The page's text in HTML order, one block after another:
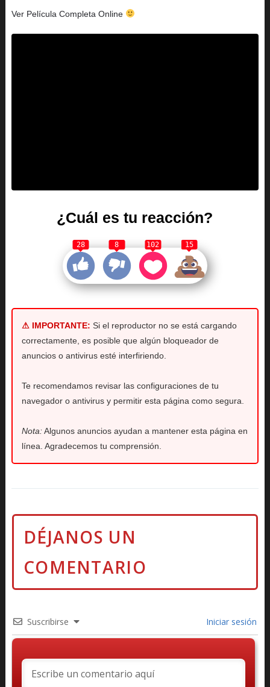
Ver Película Completa Online
¿Cuál es tu reacción?
28 8 102 15
⚠ IMPORTANTE: Si el reproductor no se está cargando
correctamente, es posible que algún bloqueador de
anuncios o antivirus esté interfiriendo.
Te recomendamos revisar las configuraciones de tu
navegador o antivirus y permitir esta página como segura.
Nota:Algunos anuncios ayudan a mantener esta página en
línea. Agradecemos tu comprensión.
Suscribirse Iniciar sesión